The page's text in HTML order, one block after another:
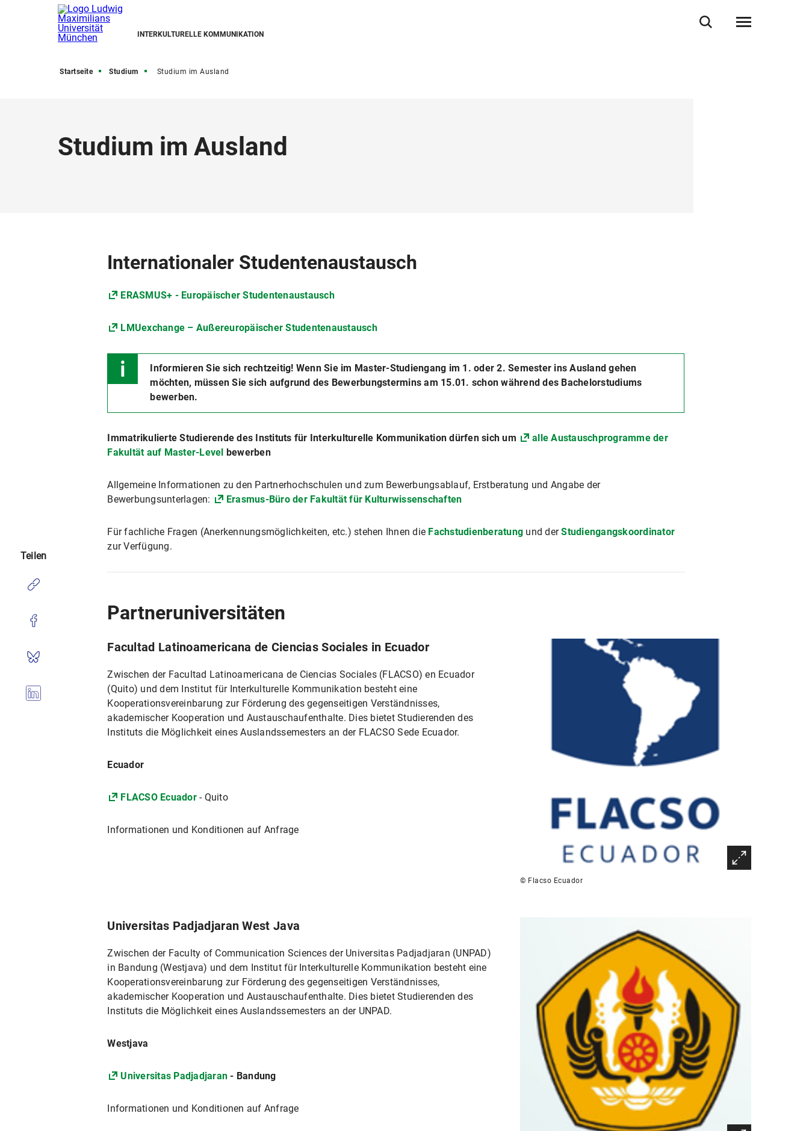
INTERKULTURELLE KOMMUNIKATION
Startseite Studium Studium im Ausland
Studium im Ausland
Internationaler Studentenaustausch
ERASMUS+ - Europäischer Studentenaustausch
LMUexchange – Außereuropäischer Studentenaustausch
Informieren Sie sich rechtzeitig! Wenn Sie im Master-Studiengang im 1. oder 2. Semester ins Ausland gehen
möchten, müssen Sie sich aufgrund des Bewerbungstermins am 15.01. schon während des Bachelorstudiums
bewerben.
Immatrikulierte Studierende des Instituts für Interkulturelle Kommunikation dürfen sich um
alle Austauschprogramme der
Fakultät auf Master-Level bewerben
Allgemeine Informationen zu den Partnerhochschulen und zum Bewerbungsablauf, Erstberatung und Angabe der
Bewerbungsunterlagen:
Erasmus-Büro der Fakultät für Kulturwissenschaften
Für fachliche Fragen (Anerkennungsmöglichkeiten, etc.) stehen Ihnen die Fachstudienberatung und derStudiengangskoordinator
zur Verfügung.
Partneruniversitäten
© Flacso Ecuador
Facultad Latinoamericana de Ciencias Sociales in Ecuador
Zwischen der Facultad Latinoamericana de Ciencias Sociales (FLACSO) en Ecuador
(Quito) und dem Institut für Interkulturelle Kommunikation besteht eine
Kooperationsvereinbarung zur Förderung des gegenseitigen Verständnisses,
akademischer Kooperation und Austauschaufenthalte. Dies bietet Studierenden des
Instituts die Möglichkeit eines Auslandssemesters an der FLACSO Sede Ecuador.
Ecuador
FLACSO Ecuador- Quito
Informationen und Konditionen auf Anfrage
Universitas Padjadjaran West Java
Zwischen der Faculty of Communication Sciences der Universitas Padjadjaran (UNPAD)
in Bandung (Westjava) und dem Institut für Interkulturelle Kommunikation besteht eine
Kooperationsvereinbarung zur Förderung des gegenseitigen Verständnisses,
akademischer Kooperation und Austauschaufenthalte. Dies bietet Studierenden des
Instituts die Möglichkeit eines Auslandssemesters an der UNPAD.
Westjava
Universitas Padjadjaran - Bandung
Informationen und Konditionen auf Anfrage
Teilen